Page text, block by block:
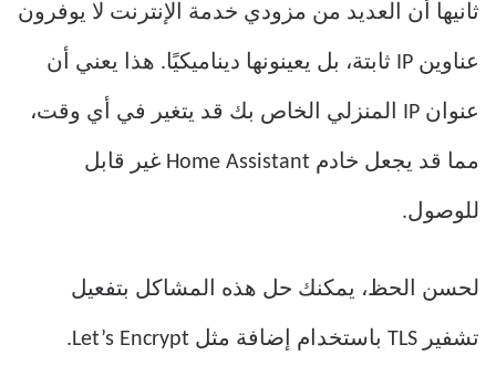
ثانيها أن العديد من مزودي خدمة الإنترنت لا يوفرون
عناوين IP ثابتة، بل يعينونها ديناميكيًا. هذا يعني أن
عنوان IP المنزلي الخاص بك قد يتغير في أي وقت،
مما قد يجعل خادم Home Assistant غير قابل
للوصول.
لحسن الحظ، يمكنك حل هذه المشاكل بتفعيل
تشفير TLS باستخدام إضافة مثل Let’s Encrypt.